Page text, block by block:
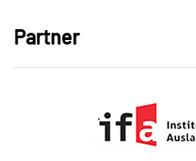
Partner